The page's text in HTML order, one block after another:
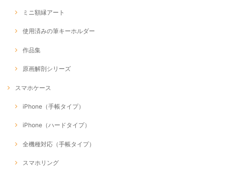
ミニ額縁アート
使用済みの筆キーホルダー
作品集
原画解剖シリーズ
スマホケース
iPhone（手帳タイプ）
iPhone（ハードタイプ）
全機種対応（手帳タイプ）
スマホリング